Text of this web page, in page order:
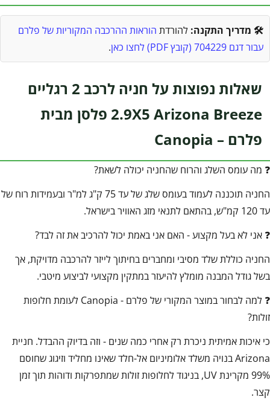
🛠️ מדריך התקנה: להורדת הוראות ההרכבה המקוריות של פלרם
עבור דגם 704229 (קובץ PDF) לחצו כאן
.
שאלות נפוצות על חניה לרכב 2 רגליים
2.9X5 Arizona Breeze פלסן מבית
פלרם – Canopia
❓ מה עומס השלג והרוח שהחניה יכולה לשאת?
החניה תוכננה לעמוד בעומס שלג של עד 75 ק"ג למ"ר ובעמידות רוח של
עד 120 קמ"ש, בהתאם לתנאי מזג האוויר בישראל.
❓ אני לא בעל מקצוע - האם אני באמת יכול להרכיב את זה לבד?
החניה כוללת שלד מסיבי ומחברים בחיתוך לייזר להרכבה מדויקת, אך
בשל גודל המבנה מומלץ להיעזר במתקין מקצועי לביצוע מיטבי.
❓ למה לבחור במוצר המקורי של פלרם - Canopia לעומת חלופות
זולות?
כי איכות אמיתית ניכרת רק אחרי כמה שנים - וזה בדיוק ההבדל. חניית
Arizona בנויה משלד אלומיניום אל-חלד שאינו מחליד וזיגוג שחוסם
99% מקרינת UV, בניגוד לחלופות זולות שמתפרקות ודוהות תוך זמן
קצר.